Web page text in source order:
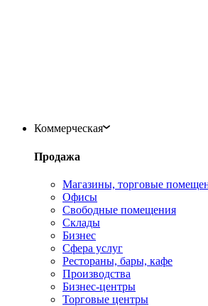
Коммерческая
Продажа
Магазины, торговые
Офисы
Свободные помещения
Склады
Бизнес
Сфера услуг
Рестораны, бары, кафе
Производства
Бизнес-центры
Торговые центры